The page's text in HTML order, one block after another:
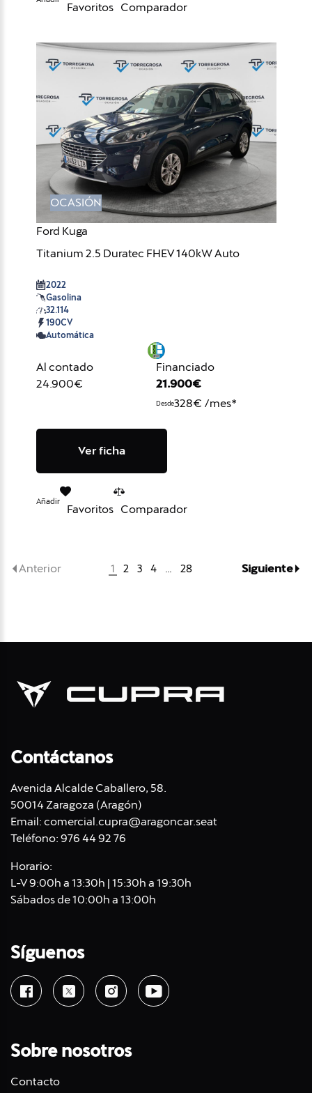
Favoritos Comparador
OCASIÓN
Ford Kuga
Titanium 2.5 Duratec FHEV 140kW Auto
2022
Gasolina
32.114
190CV
Automática
Al contado
24.900€
Financiado
21.900€
Desde328€ /mes*
Ver ficha
Añadir
Favoritos Comparador
Anterior 1 2 3 4 28 Siguiente
Contáctanos
Avenida Alcalde Caballero, 58.
50014 Zaragoza (Aragón)
Email: comercial.cupra@aragoncar.seat
Teléfono: 976 44 92 76
Horario:
L-V 9:00h a 13:30h | 15:30h a 19:30h
Sábados de 10:00h a 13:00h
Síguenos
Sobre nosotros
Contacto